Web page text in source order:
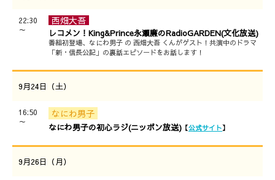
22:30
～
西畑大吾
レコメン！King&Prince永瀬廉のRadioGARDEN(文化放送)
番組初登場、なにわ男子 の 西畑大吾 くんがゲスト！共演中のドラマ
「新・信長公記」の裏話エピソードをお話します！
9月24日（土）
16:50
～
なにわ男子
なにわ男子の初心ラジ(ニッポン放送) 【公式サイト】
9月26日（月）